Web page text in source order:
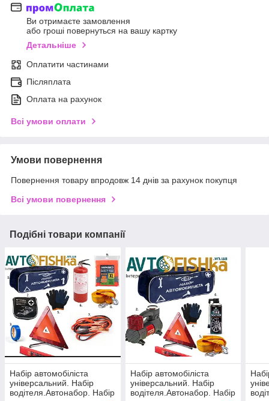
Ви отримаєте замовлення
або гроші повернуться на вашу картку
Детальніше
Оплатити частинами
Післяплата
Оплата на рахунок
Всі умови оплати
Умови повернення
Повернення товару впродовж 14 днів за рахунок покупця
Всі умови повернення
Подібні товари компанії
Набір автомобіліста
універсальний. Набір
водітеля.Автонабор. Набір
Набір автомобіліста
універсальний. Набір
водітеля.Автонабор. Набір